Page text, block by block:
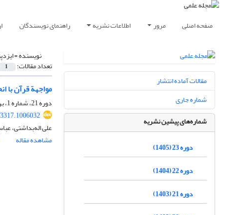
صفحه اصلی مرور اطلاعات نشریه راهنمای نویسندگان
نویسنده =
تعداد مقالات: 1
مواجهة قرآن با
دوره 21، شماره 1، بهار 1403، صفحه
علی اله‌بداشتی،
مشاهده مقاله
مقالات آماده انتشار
شماره جاری
شماره‌های پیشین نشریه
دوره 23 (1405)
دوره 22 (1404)
دوره 21 (1403)